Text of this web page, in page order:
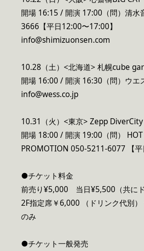
開場 16:15 / 開演 17:00（問）清水
3666【平日12:00〜17:00】
info@shimizuonsen.com
10.28（土）<北海道> 札幌cube
開場 16:00 / 開演 16:30（問）ウエ
info@wess.co.jp
10.31（火）<東京> Zepp DiverCity
開場 18:00 / 開演 19:00（問） HOT
PROMOTION 050-5211-6077 【平
●チケット料金
前売り¥5,000 当日¥5,500（共にド
2F指定席￥6,000 （ドリンク代別
のみ
●チケット一般発売